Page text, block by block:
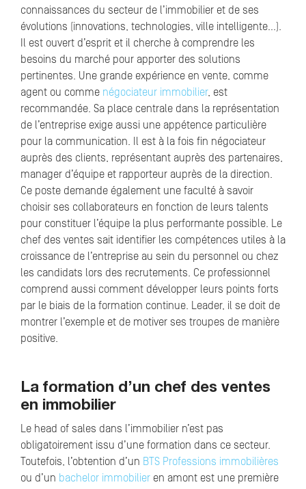
connaissances du secteur de l’immobilier et de ses
évolutions (innovations, technologies, ville intelligente…).
Il est ouvert d’esprit et il cherche à comprendre les
besoins du marché pour apporter des solutions
pertinentes. Une grande expérience en vente, comme
agent ou comme négociateur immobilier, est
recommandée. Sa place centrale dans la représentation
de l’entreprise exige aussi une appétence particulière
pour la communication. Il est à la fois fin négociateur
auprès des clients, représentant auprès des partenaires,
manager d’équipe et rapporteur auprès de la direction.
Ce poste demande également une faculté à savoir
choisir ses collaborateurs en fonction de leurs talents
pour constituer l’équipe la plus performante possible. Le
chef des ventes sait identifier les compétences utiles à la
croissance de l’entreprise au sein du personnel ou chez
les candidats lors des recrutements. Ce professionnel
comprend aussi comment développer leurs points forts
par le biais de la formation continue. Leader, il se doit de
montrer l’exemple et de motiver ses troupes de manière
positive.
La formation d’un chef des ventes
en immobilier
Le head of sales dans l’immobilier n’est pas
obligatoirement issu d’une formation dans ce secteur.
Toutefois, l’obtention d’un BTS Professions immobilières
ou d’un bachelor immobilier en amont est une première